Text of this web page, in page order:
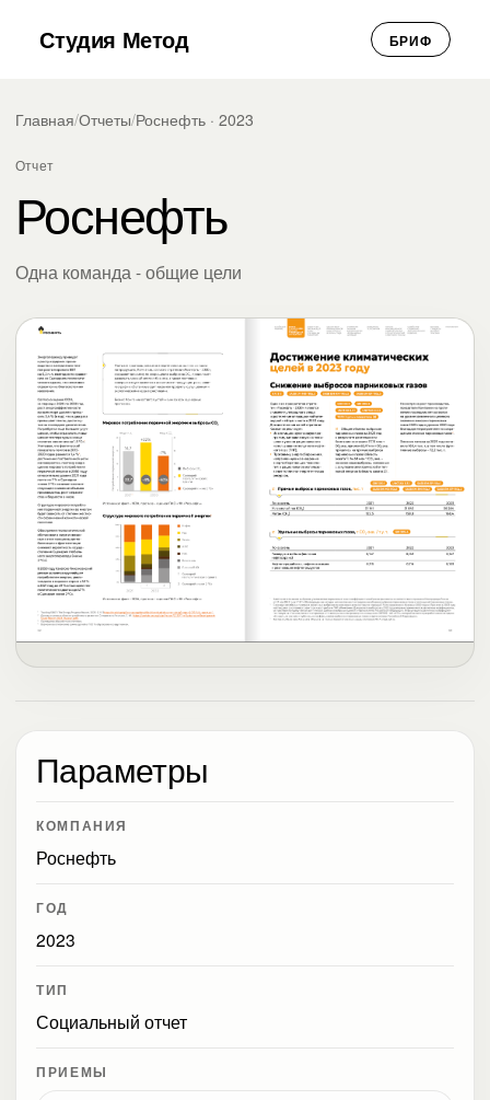
Студия Метод БРИФ
Главная/Отчеты/Роснефть · 2023
Отчет
Роснефть
Одна команда - общие цели
Параметры
КОМПАНИЯ
Роснефть
ГОД
2023
ТИП
Социальный отчет
ПРИЕМЫ